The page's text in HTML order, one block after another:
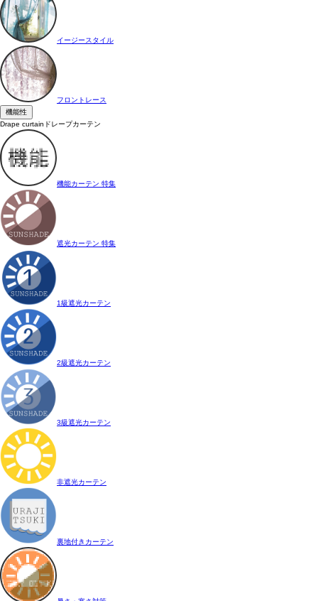
イージースタイル
フロントレース
機能性
Drape curtain ドレープカーテン
機能カーテン 特集
遮光カーテン 特集
1級遮光カーテン
2級遮光カーテン
3級遮光カーテン
非遮光カーテン
裏地付きカーテン